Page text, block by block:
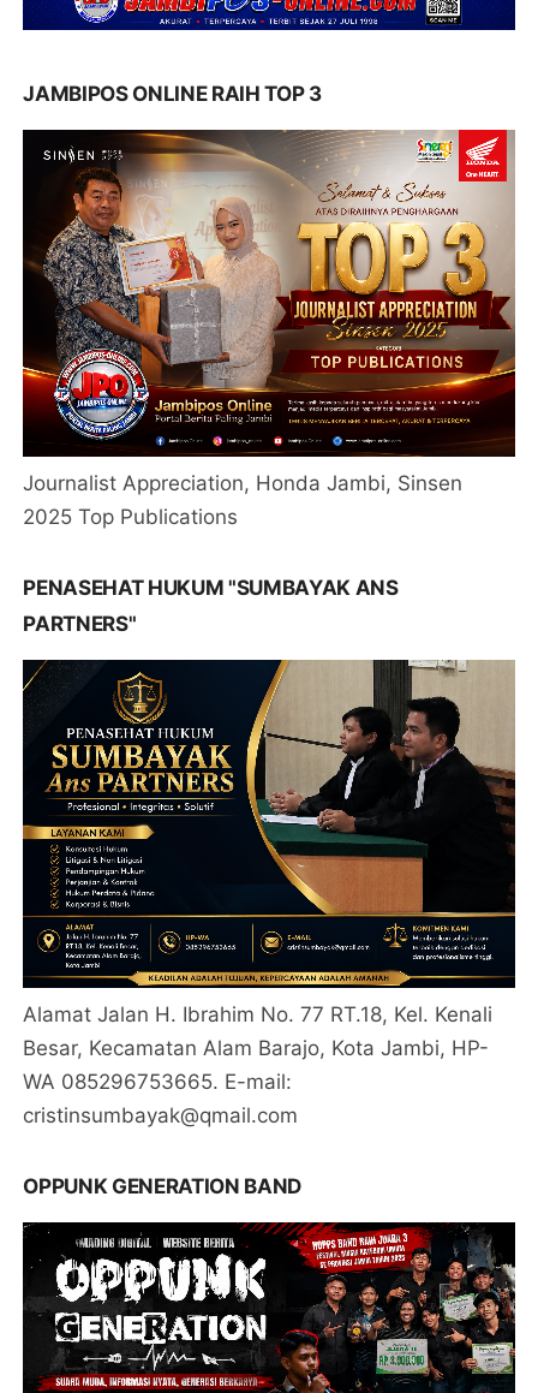
JAMBIPOS ONLINE RAIH TOP 3
Journalist Appreciation, Honda Jambi, Sinsen
2025 Top Publications
PENASEHAT HUKUM "SUMBAYAK ANS
PARTNERS"
Alamat Jalan H. Ibrahim No. 77 RT.18, Kel. Kenali
Besar, Kecamatan Alam Barajo, Kota Jambi, HP-
WA 085296753665. E-mail:
cristinsumbayak@qmail.com
OPPUNK GENERATION BAND